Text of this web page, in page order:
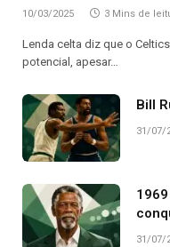
10/03/2025 3 Mins de
Lenda celta diz que o
potencial, apesar…
Bill
31/07/
31/07/